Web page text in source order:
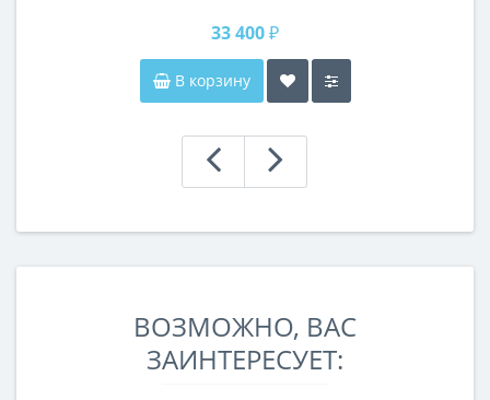
33 400 ₽
В корзину
ВОЗМОЖНО, ВАС
ЗАИНТЕРЕСУЕТ: